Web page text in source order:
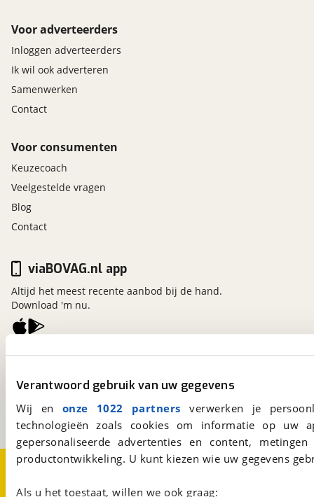
Verantwoord gebruik van uw gegevens
Wij en onze 1022 partners verwerken je
technologieën zoals cookies om informatie op
gepersonaliseerde advertenties en content,
productontwikkeling. U kunt kiezen wie uw gegevens
Als u het toestaat, willen we ook graag:
Voor adverteerders
Inloggen adverteerders
Ik wil ook adverteren
Samenwerken
Contact
Voor consumenten
Keuzecoach
Veelgestelde vragen
Blog
Contact
viaBOVAG.nl
Kosterijland
3981 AJ Bunnik
Een initiatief van
viaBOVAG.nl app
Altijd het meest recente aanbod bij de hand.
Download 'm nu.
Over viaBOVAG.nlDisclaimer- en Privacyverklaring